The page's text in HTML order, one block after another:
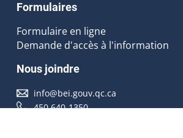
Formulaires
Formulaire en ligne
Demande d'accès à l'information
Nous joindre
info@bei.gouv.qc.ca
450 640-1350